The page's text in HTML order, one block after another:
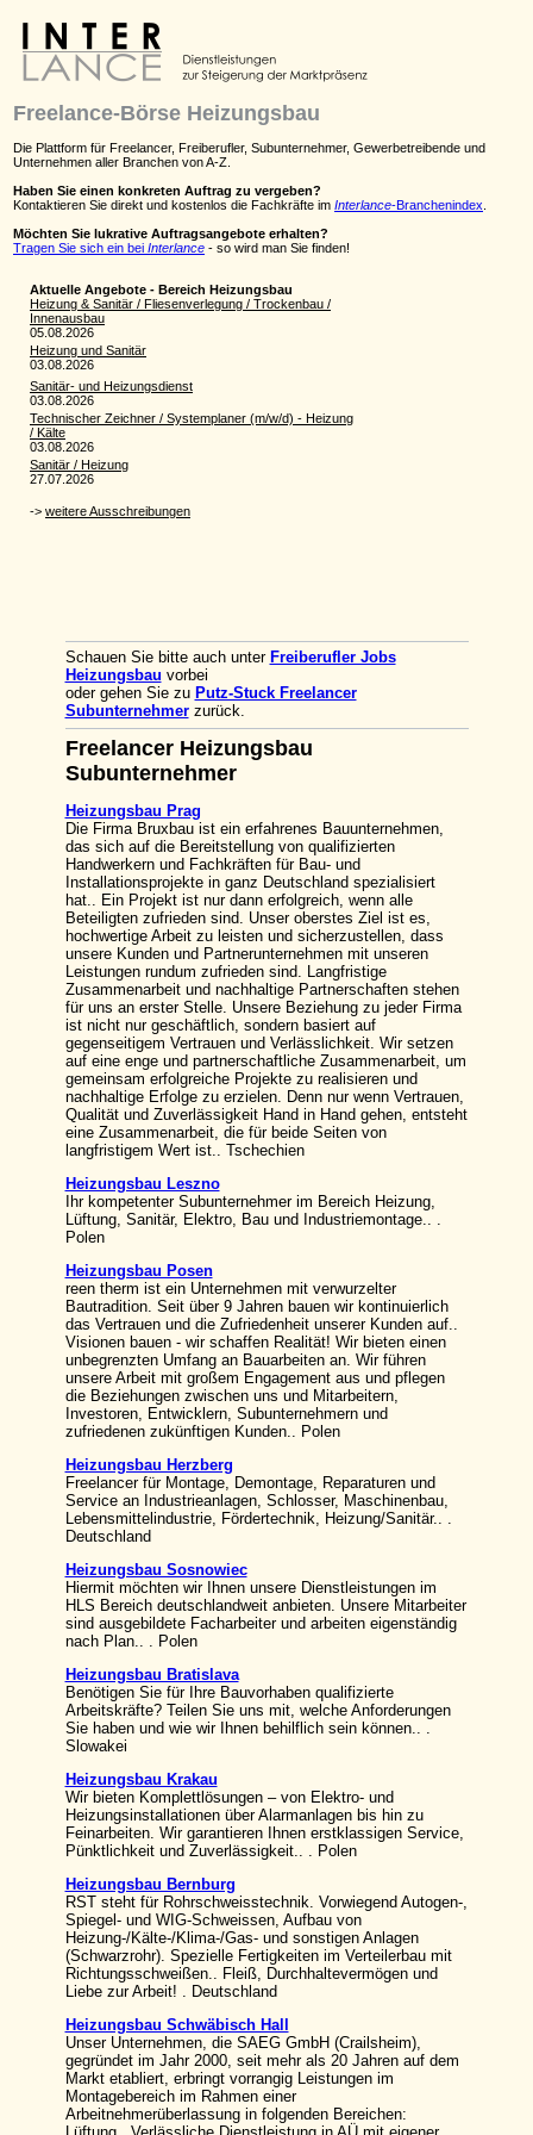
Freelance-Börse Heizungsbau
Die Plattform für Freelancer, Freiberufler, Subunternehmer, Gewerbetreibende und
Unternehmen aller Branchen von A-Z.
Haben Sie einen konkreten Auftrag zu vergeben?
Kontaktieren Sie direkt und kostenlos die Fachkräfte im Interlance-Branchenindex
Möchten Sie lukrative Auftragsangebote erhalten?
Tragen Sie sich ein bei Interlance - so wird man Sie finden!
Schauen Sie bitte auch unter Freiberufler Jobs
Heizungsbau vorbei
oder gehen Sie zu Putz-Stuck Freelancer
Subunternehmerzurück.
Freelancer Heizungsbau
Subunternehmer
Heizungsbau Prag
Die Firma Bruxbau ist ein erfahrenes Bauunternehmen,
das sich auf die Bereitstellung von qualifizierten
Handwerkern und Fachkräften für Bau- und
Installationsprojekte in ganz Deutschland spezialisiert
hat.. Ein Projekt ist nur dann erfolgreich, wenn alle
Beteiligten zufrieden sind. Unser oberstes Ziel ist es,
hochwertige Arbeit zu leisten und sicherzustellen, dass
unsere Kunden und Partnerunternehmen mit unseren
Leistungen rundum zufrieden sind. Langfristige
Zusammenarbeit und nachhaltige Partnerschaften stehen
für uns an erster Stelle. Unsere Beziehung zu jeder Firma
ist nicht nur geschäftlich, sondern basiert auf
gegenseitigem Vertrauen und Verlässlichkeit. Wir setzen
auf eine enge und partnerschaftliche Zusammenarbeit, um
gemeinsam erfolgreiche Projekte zu realisieren und
nachhaltige Erfolge zu erzielen. Denn nur wenn Vertrauen,
Qualität und Zuverlässigkeit Hand in Hand gehen, entsteht
eine Zusammenarbeit, die für beide Seiten von
langfristigem Wert ist.. Tschechien
Heizungsbau Leszno
Ihr kompetenter Subunternehmer im Bereich Heizung,
Lüftung, Sanitär, Elektro, Bau und Industriemontage.. .
Polen
Heizungsbau Posen
reen therm ist ein Unternehmen mit verwurzelter
Bautradition. Seit über 9 Jahren bauen wir kontinuierlich
das Vertrauen und die Zufriedenheit unserer Kunden auf..
Visionen bauen - wir schaffen Realität! Wir bieten einen
unbegrenzten Umfang an Bauarbeiten an. Wir führen
unsere Arbeit mit großem Engagement aus und pflegen
die Beziehungen zwischen uns und Mitarbeitern,
Investoren, Entwicklern, Subunternehmern und
zufriedenen zukünftigen Kunden.. Polen
Heizungsbau Herzberg
Freelancer für Montage, Demontage, Reparaturen und
Service an Industrieanlagen, Schlosser, Maschinenbau,
Lebensmittelindustrie, Fördertechnik, Heizung/Sanitär.. .
Deutschland
Heizungsbau Sosnowiec
Hiermit möchten wir Ihnen unsere Dienstleistungen im
HLS Bereich deutschlandweit anbieten. Unsere Mitarbeiter
sind ausgebildete Facharbeiter und arbeiten eigenständig
nach Plan.. . Polen
Heizungsbau Bratislava
Benötigen Sie für Ihre Bauvorhaben qualifizierte
Arbeitskräfte? Teilen Sie uns mit, welche Anforderungen
Sie haben und wie wir Ihnen behilflich sein können.. .
Slowakei
Heizungsbau Krakau
Wir bieten Komplettlösungen – von Elektro- und
Heizungsinstallationen über Alarmanlagen bis hin zu
Feinarbeiten. Wir garantieren Ihnen erstklassigen Service,
Pünktlichkeit und Zuverlässigkeit.. . Polen
Heizungsbau Bernburg
RST steht für Rohrschweisstechnik. Vorwiegend Autogen-,
Spiegel- und WIG-Schweissen, Aufbau von
Heizung-/Kälte-/Klima-/Gas- und sonstigen Anlagen
(Schwarzrohr). Spezielle Fertigkeiten im Verteilerbau mit
Richtungsschweißen.. Fleiß, Durchhaltevermögen und
Liebe zur Arbeit! . Deutschland
Heizungsbau Schwäbisch Hall
Unser Unternehmen, die SAEG GmbH (Crailsheim),
gegründet im Jahr 2000, seit mehr als 20 Jahren auf dem
Markt etabliert, erbringt vorrangig Leistungen im
Montagebereich im Rahmen einer
Arbeitnehmerüberlassung in folgenden Bereichen: